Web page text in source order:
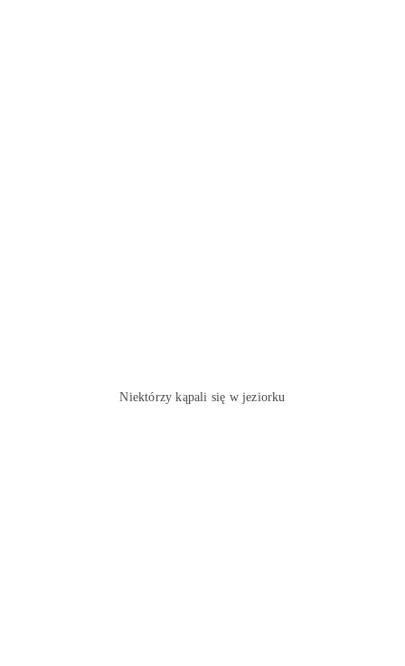
Niektórzy kąpali się w jeziorku